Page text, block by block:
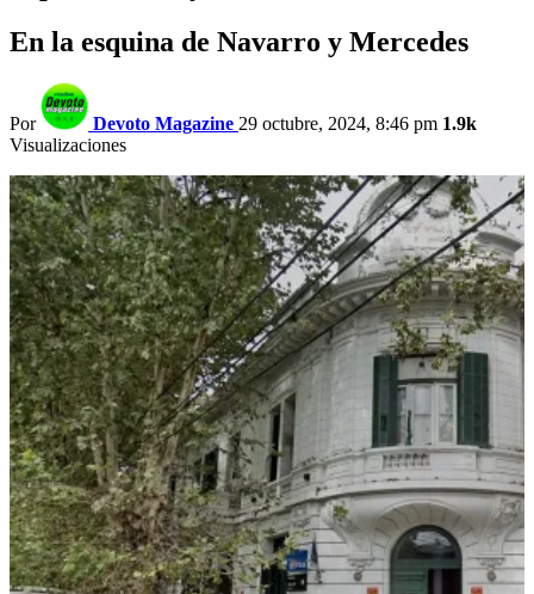
En la esquina de Navarro y Mercedes
Por Devoto Magazine 29 octubre, 2024, 8:46 pm 1.9k
Visualizaciones